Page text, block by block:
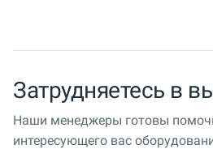
Затрудняетесь в
Наши менеджеры готовы
интересующего вас